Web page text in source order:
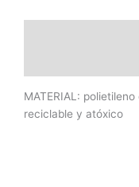
MATERIAL:
reciclable y atóxico